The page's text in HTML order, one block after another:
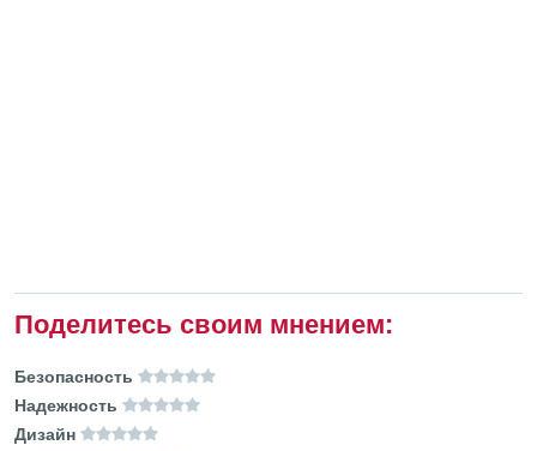
Поделитесь своим мнением:
Безопасность
Надежность
Дизайн